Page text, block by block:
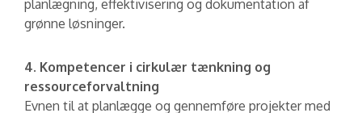
planlægning, effektivisering og dokumentation af
grønne løsninger.
4. Kompetencer i cirkulær tænkning og
ressourceforvaltning
Evnen til at planlægge og gennemføre projekter med